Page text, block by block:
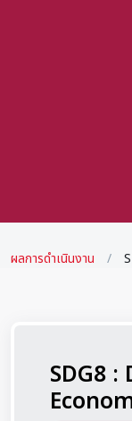
ผลการดำเนินงาน
SDG8